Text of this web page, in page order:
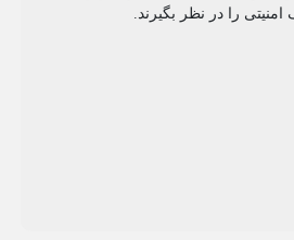
را در نظر بگیرند.